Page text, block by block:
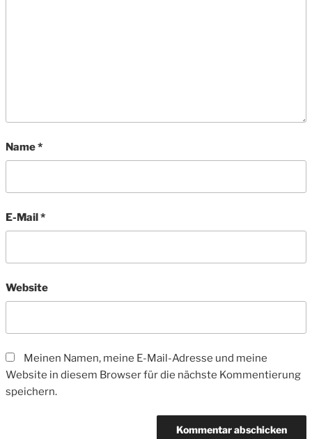
Name*
E-Mail*
Website
Meinen Namen, meine E-Mail-Adresse und meine
Website in diesem Browser für die nächste Kommentierung
speichern.